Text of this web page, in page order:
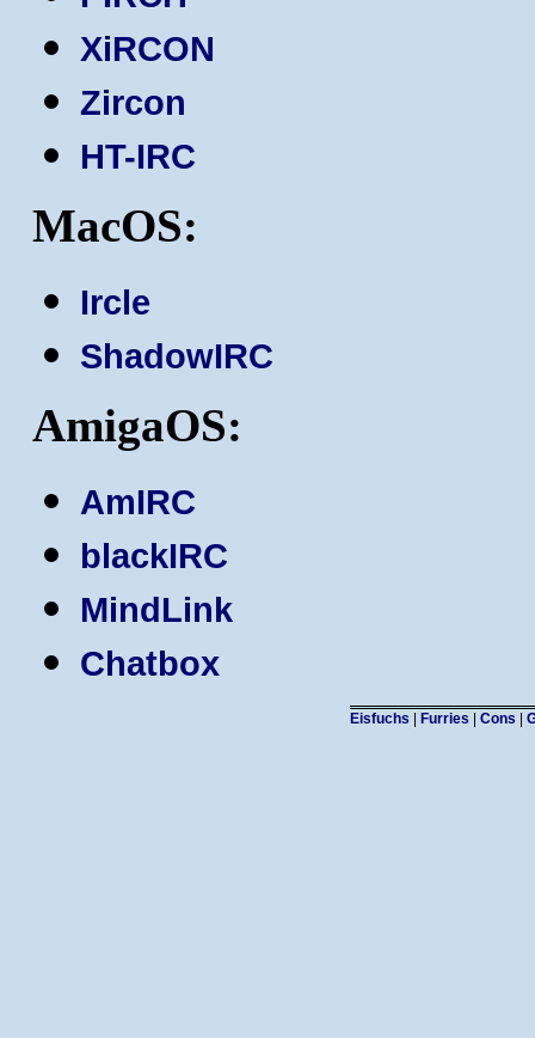
XiRCON
Zircon
HT-IRC
MacOS:
Ircle
ShadowIRC
AmigaOS:
AmIRC
blackIRC
MindLink
Chatbox
Eisfuchs Furries Cons